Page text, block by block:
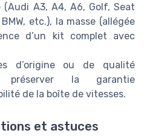
A3, A4, A6, Golf, Seat
etc.), la masse (allégée
d’un kit complet avec
d’origine ou de qualité
préserver la garantie
de la boîte de vitesses.
et astuces